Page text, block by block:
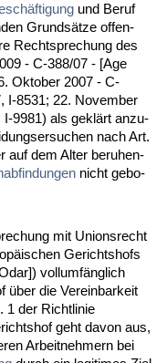
und Be­ruf
Grundsätze of­fen­
Recht­spre­chung des
- C-388/07 - [Age
Ok­to­ber 2007 - C-
I-8531; 22. No­vem­ber
I-9981) als geklärt an­zu­
nach Art.
auf dem Al­ter be­ru­hen­
nicht ge­bo­
mit Uni­ons­recht
Ge­richts­hofs
voll­umfäng­lich
über die Ver­ein­bar­keit
1 der Richt­li­nie
geht da­von aus,
Ar­beit­neh­mern bei